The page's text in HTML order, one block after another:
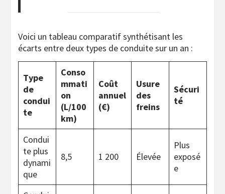
Voici un tableau comparatif synthétisant les
écarts entre deux types de conduite sur un an :
Type
de
condui
te
Conso
mmati
on
(L/100
km)
Coût
annuel
(€)
Usure
des
freins
Sécuri
té
Condui
te plus
dynami
que
8,5 1 200 Élevée
Plus
exposé
e